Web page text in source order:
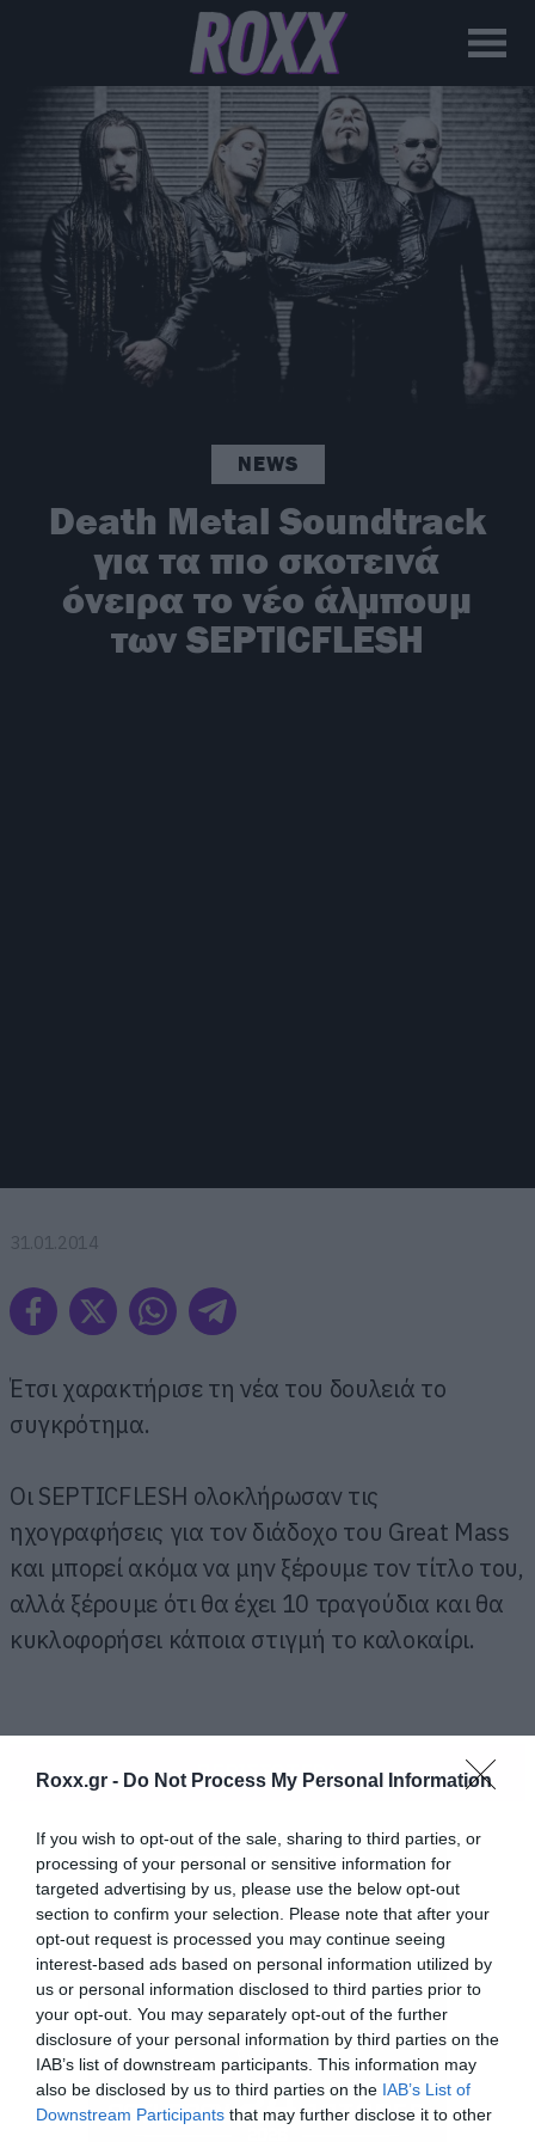
Roxx.gr - Do Not Process My Personal Information
If you wish to opt-out of the sale, sharing to third parties, or
processing of your personal or sensitive information for
targeted advertising by us, please use the below opt-out
section to confirm your selection. Please note that after your
opt-out request is processed you may continue seeing
interest-based ads based on personal information utilized by
us or personal information disclosed to third parties prior to
your opt-out. You may separately opt-out of the further
disclosure of your personal information by third parties on the
IAB’s list of downstream participants. This information may
also be disclosed by us to third parties on the IAB’s List of
Downstream Participants that may further disclose it to other
NEWS
Death Metal Soundtrack
για τα πιο σκοτεινά
όνειρα το νέο άλμπουμ
των SEPTICFLESH
31.01.2014
Έτσι χαρακτήρισε τη νέα του δουλειά το
συγκρότημα.
Oι SEPTICFLESH ολοκλήρωσαν τις
ηχογραφήσεις για τον διάδοχο του Great Mass
και μπορεί ακόμα να μην ξέρουμε τον τίτλο του,
αλλά ξέρουμε ότι θα έχει 10 τραγούδια και θα
κυκλοφορήσει κάποια στιγμή το καλοκαίρι.
ΠΕΡΙΣΣΟΤΕΡΑ